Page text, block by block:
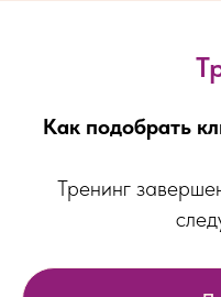
Как подобрать
Тренинг